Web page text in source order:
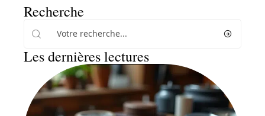
Recherche
Les dernières lectures